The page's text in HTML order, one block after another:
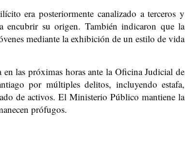
era posteriormente canalizado a terceros y
encubrir su origen. También indicaron que la
mediante la exhibición de un estilo de vida
las próximas horas ante la Oficina Judicial de
por múltiples delitos, incluyendo estafa,
de activos. El Ministerio Público mantiene la
prófugos.